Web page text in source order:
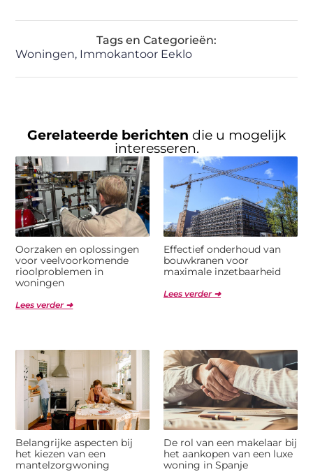
Tags en Categorieën:
Woningen, Immokantoor Eeklo
Gerelateerde berichten die u mogelijk
interesseren.
Oorzaken en oplossingen
voor veelvoorkomende
rioolproblemen in
woningen
Lees verder ➜
Effectief onderhoud van
bouwkranen voor
maximale inzetbaarheid
Lees verder ➜
Belangrijke aspecten bij
het kiezen van een
mantelzorgwoning
De rol van een makelaar bij
het aankopen van een luxe
woning in Spanje